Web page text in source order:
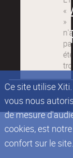
Ce site utilise
vous nous
de mesure
cookies, est
confort sur le site.
LES